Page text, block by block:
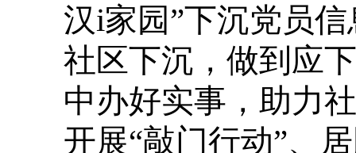
汉i家园”下沉党员
社区下沉，做到应
中办好实事，助力
开展“敲门行动”、